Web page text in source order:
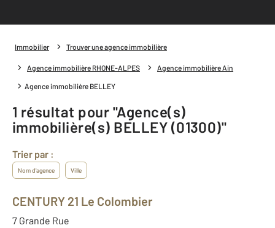
Immobilier Trouver une agence immobilière
Agence immobilière RHONE-ALPES Agence immobilière Ain
Agence immobilière BELLEY
1 résultat pour "Agence(s)
immobilière(s) BELLEY (01300)"
Trier par :
Nom d'agence Ville
CENTURY 21 Le Colombier
7 Grande Rue